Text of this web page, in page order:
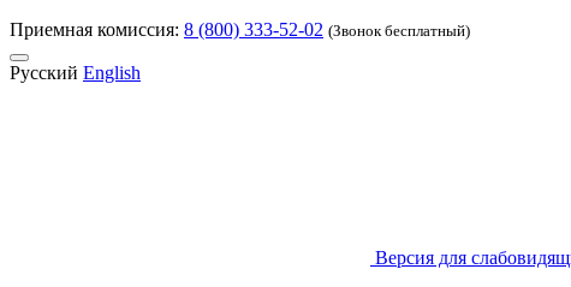
Приемная комиссия: 8 (800) 333-52-02 (Звонок бесплатный)
Русский English
Версия для